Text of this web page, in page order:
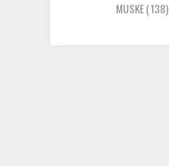
MUSKE(138)